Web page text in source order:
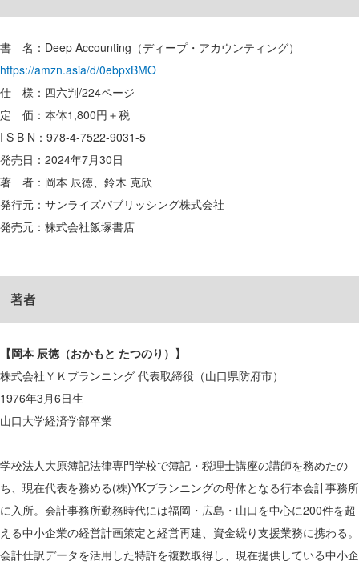
書 名：Deep Accounting（ディープ・アカウンティング）
https://amzn.asia/d/0ebpxBMO
仕 様：四六判/224ページ
定 価：本体1,800円＋税
I S B N：978-4-7522-9031-5
発売日：2024年7月30日
著 者：岡本 辰徳、鈴木 克欣
発行元：サンライズパブリッシング株式会社
発売元：株式会社飯塚書店
著者
【岡本 辰徳（おかもと たつのり）】
株式会社ＹＫプランニング 代表取締役（山口県防府市）
1976年3月6日生
山口大学経済学部卒業
学校法人大原簿記法律専門学校で簿記・税理士講座の講師を務めたの
ち、現在代表を務める(株)YKプランニングの母体となる行本会計事務所
に入所。会計事務所勤務時代には福岡・広島・山口を中心に200件を超
える中小企業の経営計画策定と経営再建、資金繰り支援業務に携わる。
会計仕訳データを活用した特許を複数取得し、現在提供している中小企